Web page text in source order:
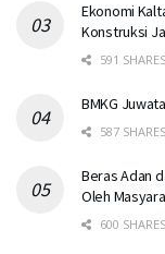
Ekonomi
Konstruksi
591 SHARES
BMKG
587 SHARES
Beras Adan
Oleh
600 SHARES